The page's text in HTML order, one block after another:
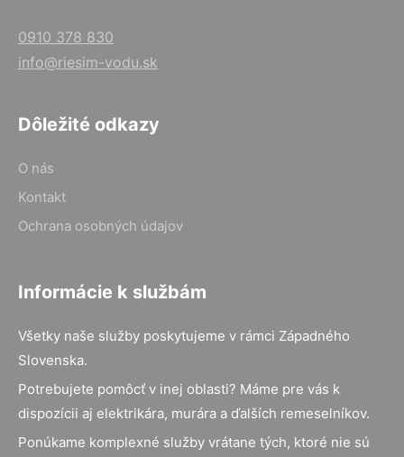
0910 378 830
info@riesim-vodu.sk
Dôležité odkazy
O nás
Kontakt
Ochrana osobných údajov
Informácie k službám
Všetky naše služby poskytujeme v rámci Západného
Slovenska.
Potrebujete pomôcť v inej oblasti? Máme pre vás k
dispozícii aj elektrikára, murára a ďalších remeselníkov.
Ponúkame komplexné služby vrátane tých, ktoré nie sú